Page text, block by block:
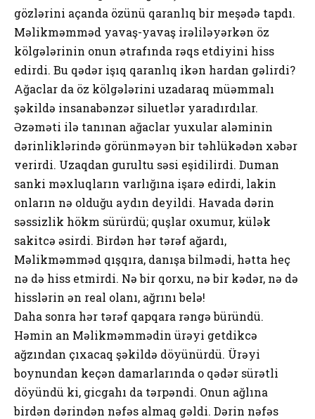
gözlərini açanda özünü qaranlıq bir meşədə tapdı.
Məlikməmməd yavaş-yavaş irəliləyərkən öz
kölgələrinin onun ətrafında rəqs etdiyini hiss
edirdi. Bu qədər işıq qaranlıq ikən hardan gəlirdi?
Ağaclar da öz kölgələrini uzadaraq müəmmalı
şəkildə insanabənzər siluetlər yaradırdılar.
Əzəməti ilə tanınan ağaclar yuxular aləminin
dərinliklərində görünməyən bir təhlükədən xəbər
verirdi. Uzaqdan gurultu səsi eşidilirdi. Duman
sanki məxluqların varlığına işarə edirdi, lakin
onların nə olduğu aydın deyildi. Havada dərin
səssizlik hökm sürürdü; quşlar oxumur, külək
sakitcə əsirdi. Birdən hər tərəf ağardı,
Məlikməmməd qışqıra, danışa bilmədi, hətta heç
nə də hiss etmirdi. Nə bir qorxu, nə bir kədər, nə də
hisslərin ən real olanı, ağrını belə!
Daha sonra hər tərəf qapqara rəngə büründü.
Həmin an Məlikməmmədin ürəyi getdikcə
ağzından çıxacaq şəkildə döyünürdü. Ürəyi
boynundan keçən damarlarında o qədər sürətli
döyündü ki, gicgahı da tərpəndi. Onun ağlına
birdən dərindən nəfəs almaq gəldi. Dərin nəfəs